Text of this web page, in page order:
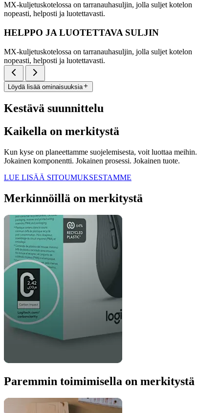
MX-kuljetuskotelossa on tarranauhasuljin, jolla suljet kotelon
nopeasti, helposti ja luotettavasti.
HELPPO JA LUOTETTAVA SULJIN
MX-kuljetuskotelossa on tarranauhasuljin, jolla suljet kotelon
nopeasti, helposti ja luotettavasti.
Löydä lisää ominaisuuksia
Kestävä suunnittelu
Kaikella on merkitystä
Kun kyse on planeettamme suojelemisesta, voit luottaa meihin.
Jokainen komponentti. Jokainen prosessi. Jokainen tuote.
LUE LISÄÄ SITOUMUKSESTAMME
Merkinnöillä on merkitystä
Paremmin toimimisella on merkitystä